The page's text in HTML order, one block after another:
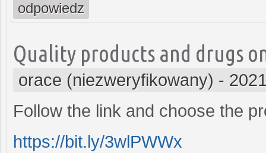
odpowiedz
Quality products and drugs
orace (niezweryfikowany) -
Follow the link and choose the
https://bit.ly/3wlPWWx